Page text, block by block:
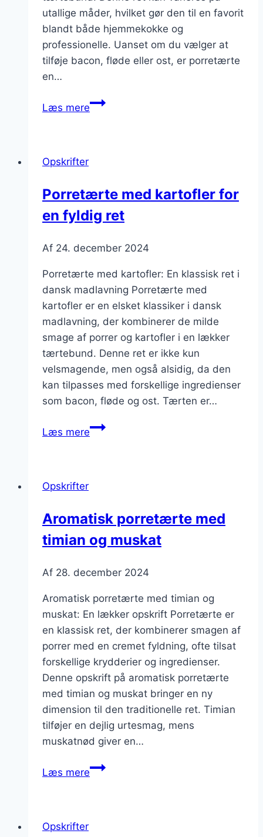
utallige måder, hvilket gør den til en favorit
blandt både hjemmekokke og
professionelle. Uanset om du vælger at
tilføje bacon, fløde eller ost, er porretærte
en…
Læs merePorretærte
Opskrifter
Porretærte med kartofler for
en fyldig ret
Af 24. december 2024
Porretærte med kartofler: En klassisk ret i
dansk madlavning Porretærte med
kartofler er en elsket klassiker i dansk
madlavning, der kombinerer de milde
smage af porrer og kartofler i en lækker
tærtebund. Denne ret er ikke kun
velsmagende, men også alsidig, da den
kan tilpasses med forskellige ingredienser
som bacon, fløde og ost. Tærten er…
Læs merePorretærte
ret
Opskrifter
Aromatisk porretærte med
timian og muskat
Af 28. december 2024
Aromatisk porretærte med timian og
muskat: En lækker opskrift Porretærte er
en klassisk ret, der kombinerer smagen af
porrer med en cremet fyldning, ofte tilsat
forskellige krydderier og ingredienser.
Denne opskrift på aromatisk porretærte
med timian og muskat bringer en ny
dimension til den traditionelle ret. Timian
tilføjer en dejlig urtesmag, mens
muskatnød giver en…
Læs mereAromatisk
Opskrifter